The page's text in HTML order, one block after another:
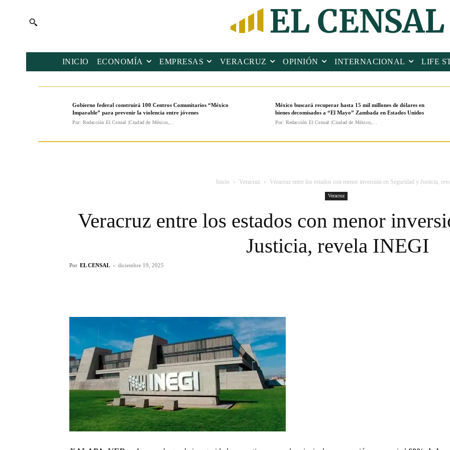
INICIO ECONOMÍA EMPRESAS VERACRUZ OPINIÓN INTERNACIONAL LIFE
Gobierno federal construirá 100 Centros Comunitarios “México
Imparable” para prevenir la violencia entre jóvenes
Por: Redacción El Censal |Ciudad de México,...
México buscará recuperar hasta 15 mil millones de dólares en
bienes decomisados a “El Mayo” Zambada en Estados Unidos
Por: Redacción El Censal |Ciudad de México,...
Inicio Veracruz Veracruz entre los estados con menor inversión en Seguridad y Justicia,
Veracruz
Veracruz entre los estados con menor
Justicia, revela INEGI
Por EL CENSAL - diciembre 19, 2025